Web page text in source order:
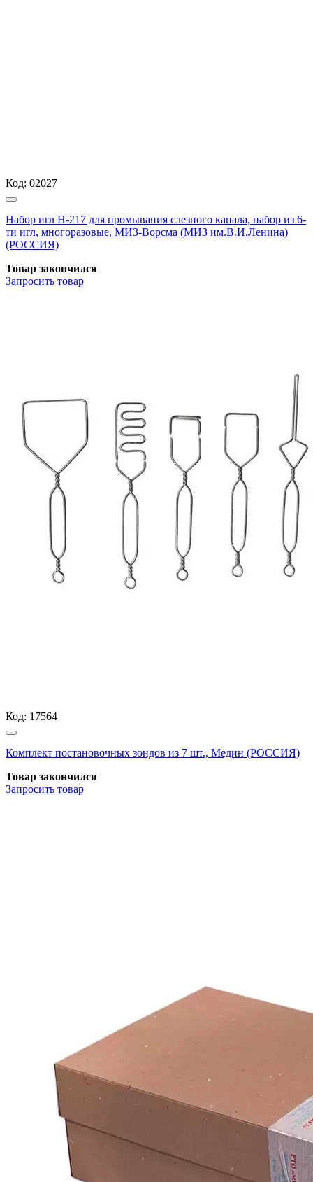
Код: 02027
Набор игл Н-217 для промывания слезного канала, набор из 6-
ти игл, многоразовые, МИЗ-Ворсма (МИЗ им.В.И.Ленина)
(РОССИЯ)
Товар закончился
Запросить товар
Код: 17564
Комплект постановочных зондов из 7 шт., Медин (РОССИЯ)
Товар закончился
Запросить товар